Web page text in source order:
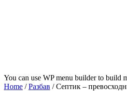
You can use WP menu builder to build
Home /Разбав /Септик –